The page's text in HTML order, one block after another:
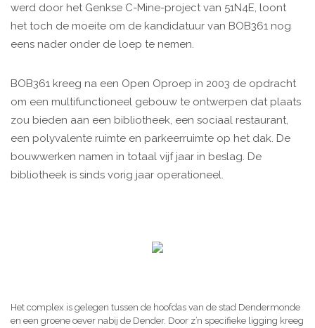
werd door het Genkse C-Mine-project van 51N4E, loont
het toch de moeite om de kandidatuur van BOB361 nog
eens nader onder de loep te nemen.
BOB361 kreeg na een Open Oproep in 2003 de opdracht
om een multifunctioneel gebouw te ontwerpen dat plaats
zou bieden aan een bibliotheek, een sociaal restaurant,
een polyvalente ruimte en parkeerruimte op het dak. De
bouwwerken namen in totaal vijf jaar in beslag. De
bibliotheek is sinds vorig jaar operationeel.
Het complex is gelegen tussen de hoofdas van de stad Dendermonde
en een groene oever nabij de Dender. Door z’n specifieke ligging kreeg